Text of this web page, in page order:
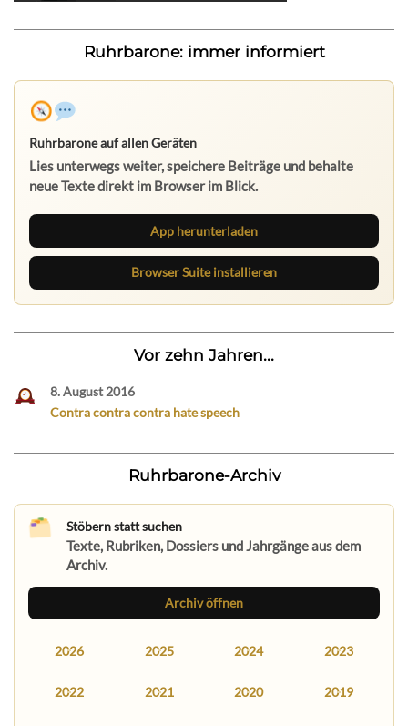
Ruhrbarone: immer informiert
Ruhrbarone auf allen Geräten
Lies unterwegs weiter, speichere Beiträge und behalte
neue Texte direkt im Browser im Blick.
App herunterladen
Browser Suite installieren
Vor zehn Jahren...
8. August 2016
Contra contra contra hate speech
Ruhrbarone-Archiv
Stöbern statt suchen
Texte, Rubriken, Dossiers und Jahrgänge aus dem
Archiv.
Archiv öffnen
2026 2025 2024 2023
2022 2021 2020 2019